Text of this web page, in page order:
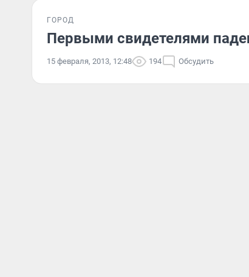
ГОРОД
Первыми свидетелями
15 февраля, 2013, 12:48 194 Обсудить